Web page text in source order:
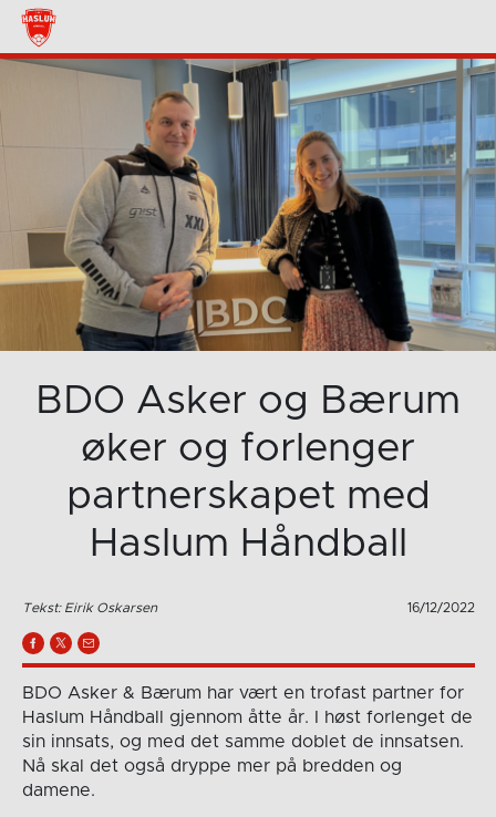
BDO Asker og Bærum
øker og forlenger
partnerskapet med
Haslum Håndball
Tekst: Eirik Oskarsen 16/12/2022
BDO Asker & Bærum har vært en trofast partner for
Haslum Håndball gjennom åtte år. I høst forlenget de
sin innsats, og med det samme doblet de innsatsen.
Nå skal det også dryppe mer på bredden og
damene.